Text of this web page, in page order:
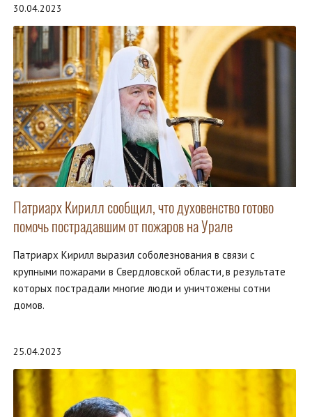
30.04.2023
Патриарх Кирилл сообщил, что духовенство готово
помочь пострадавшим от пожаров на Урале
Патриарх Кирилл выразил соболезнования в связи с
крупными пожарами в Свердловской области, в результате
которых пострадали многие люди и уничтожены сотни
домов.
25.04.2023